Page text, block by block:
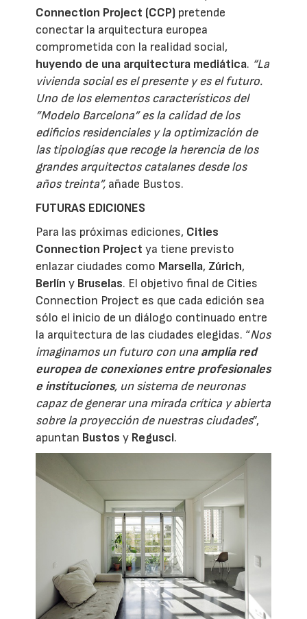
Connection Project (CCP) pretende
conectar la arquitectura europea
comprometida con la realidad social,
huyendo de una arquitectura mediática. “La
vivienda social es el presente y es el futuro.
Uno de los elementos característicos del
”Modelo Barcelona” es la calidad de los
edificios residenciales y la optimización de
las tipologías que recoge la herencia de los
grandes arquitectos catalanes desde los
años treinta”, añade Bustos.
FUTURAS EDICIONES
Para las próximas ediciones, Cities
Connection Projectya tiene previsto
enlazar ciudades como Marsella,Zúrich,
Berlín y Bruselas. El objetivo final de Cities
Connection Project es que cada edición sea
sólo el inicio de un diálogo continuado entre
la arquitectura de las ciudades elegidas. “Nos
imaginamos un futuro con una amplia red
europea de conexiones entre profesionales
e instituciones, un sistema de neuronas
capaz de generar una mirada crítica y abierta
sobre la proyección de nuestras ciudades”,
apuntan Bustosy Regusci.